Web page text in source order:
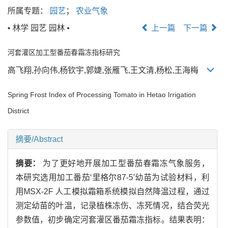
所属专题：
园艺 ； 农业气象
• 林学 园艺 园林 •
上一篇 下一篇
河套灌区加工型番茄春霜冻指标研究
高飞翔,孙向伟,杨钦宇,郭婕,张雁飞,王文清,杨松,王海梅
Spring Frost Index of Processing Tomato in Hetao Irrigation
District
摘要/Abstract
摘要： 为了更好地开展加工型番茄春霜冻气象服务，
本研究选用加工番茄‘里格尔87-5’幼苗为试验材料，利
用MSX-2F 人工模拟霜箱系统模拟自然降温过程，通过
测定幼苗的叶温，记录植株冻伤、冻死情况，结合荧光
参数值，初步确定河套灌区番茄霜冻指标。结果表明：